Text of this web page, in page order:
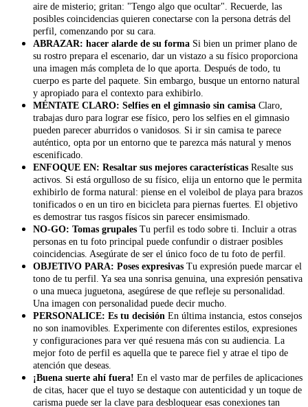
aire de misterio; gritan: "Tengo algo que ocultar". Recuerde, las
posibles coincidencias quieren conectarse con la persona detrás del
perfil, comenzando por su cara.
ABRAZAR: hacer alarde de su forma Si bien un primer plano de
su rostro prepara el escenario, dar un vistazo a su físico proporciona
una imagen más completa de lo que aporta. Después de todo, tu
cuerpo es parte del paquete. Sin embargo, busque un entorno natural
y apropiado para el contexto para exhibirlo.
MÉNTATE CLARO: Selfies en el gimnasio sin camisa Claro,
trabajas duro para lograr ese físico, pero los selfies en el gimnasio
pueden parecer aburridos o vanidosos. Si ir sin camisa te parece
auténtico, opta por un entorno que te parezca más natural y menos
escenificado.
ENFOQUE EN: Resaltar sus mejores características Resalte sus
activos. Si está orgulloso de su físico, elija un entorno que le permita
exhibirlo de forma natural: piense en el voleibol de playa para brazos
tonificados o en un tiro en bicicleta para piernas fuertes. El objetivo
es demostrar tus rasgos físicos sin parecer ensimismado.
NO-GO: Tomas grupales Tu perfil es todo sobre ti. Incluir a otras
personas en tu foto principal puede confundir o distraer posibles
coincidencias. Asegúrate de ser el único foco de tu foto de perfil.
OBJETIVO PARA: Poses expresivas Tu expresión puede marcar el
tono de tu perfil. Ya sea una sonrisa genuina, una expresión pensativa
o una mueca juguetona, asegúrese de que refleje su personalidad.
Una imagen con personalidad puede decir mucho.
PERSONALICE: Es tu decisión En última instancia, estos consejos
no son inamovibles. Experimente con diferentes estilos, expresiones
y configuraciones para ver qué resuena más con su audiencia. La
mejor foto de perfil es aquella que te parece fiel y atrae el tipo de
atención que deseas.
¡Buena suerte ahí fuera! En el vasto mar de perfiles de aplicaciones
de citas, hacer que el tuyo se destaque con autenticidad y un toque de
carisma puede ser la clave para desbloquear esas conexiones tan